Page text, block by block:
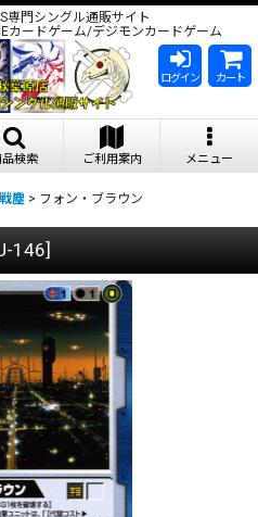
専門シングル通販サイト
カードゲーム/デジモンカードゲーム
ログイン カート
品検索 ご利用案内 メニュー
塵 > フォン・ブラウン
146]